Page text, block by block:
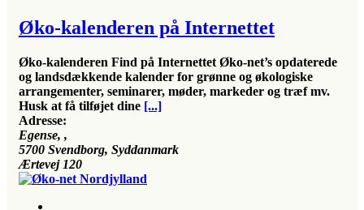
Øko-kalenderen på Internettet
Øko-kalenderen Find på Internettet Øko-net’s opdaterede
og landsdækkende kalender for grønne og økologiske
arrangementer, seminarer, møder, markeder og træf mv.
Husk at få tilføjet dine [...]
Adresse:
Egense, ,
5700 Svendborg, Syddanmark
Ærtevej 120